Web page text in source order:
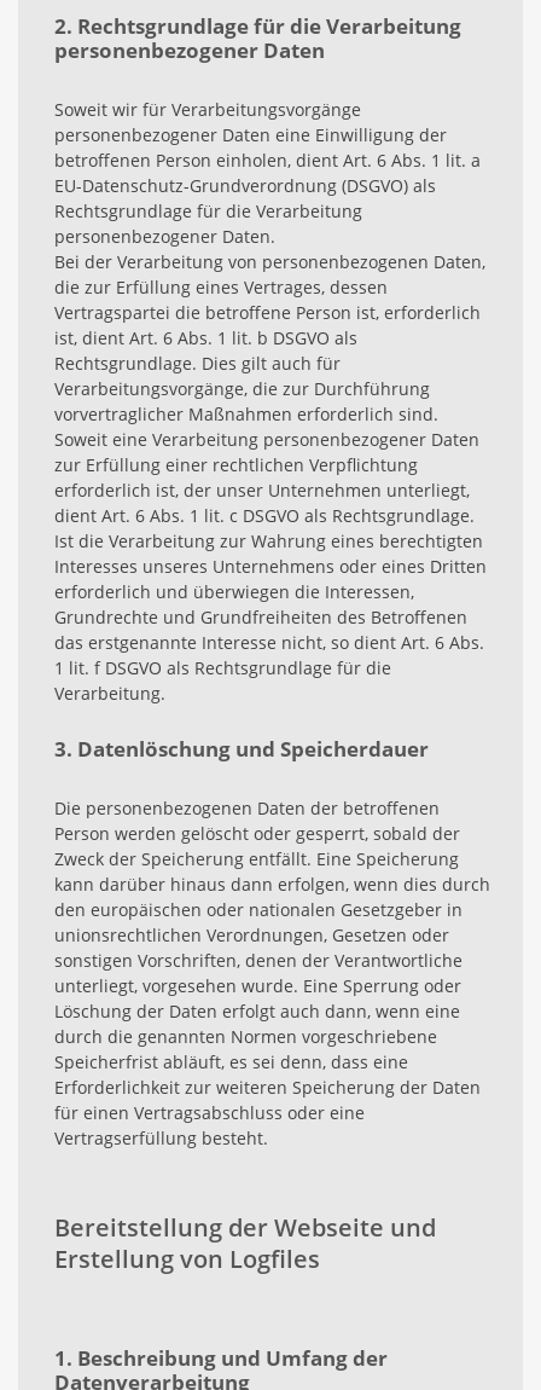
2. Rechtsgrundlage für die Verarbeitung
personenbezogener Daten
Soweit wir für Verarbeitungsvorgänge
personenbezogener Daten eine Einwilligung der
betroffenen Person einholen, dient Art. 6 Abs. 1 lit. a
EU-Datenschutz-Grundverordnung (DSGVO) als
Rechtsgrundlage für die Verarbeitung
personenbezogener Daten.
Bei der Verarbeitung von personenbezogenen Daten,
die zur Erfüllung eines Vertrages, dessen
Vertragspartei die betroffene Person ist, erforderlich
ist, dient Art. 6 Abs. 1 lit. b DSGVO als
Rechtsgrundlage. Dies gilt auch für
Verarbeitungsvorgänge, die zur Durchführung
vorvertraglicher Maßnahmen erforderlich sind.
Soweit eine Verarbeitung personenbezogener Daten
zur Erfüllung einer rechtlichen Verpflichtung
erforderlich ist, der unser Unternehmen unterliegt,
dient Art. 6 Abs. 1 lit. c DSGVO als Rechtsgrundlage.
Ist die Verarbeitung zur Wahrung eines berechtigten
Interesses unseres Unternehmens oder eines Dritten
erforderlich und überwiegen die Interessen,
Grundrechte und Grundfreiheiten des Betroffenen
das erstgenannte Interesse nicht, so dient Art. 6 Abs.
1 lit. f DSGVO als Rechtsgrundlage für die
Verarbeitung.
3. Datenlöschung und Speicherdauer
Die personenbezogenen Daten der betroffenen
Person werden gelöscht oder gesperrt, sobald der
Zweck der Speicherung entfällt. Eine Speicherung
kann darüber hinaus dann erfolgen, wenn dies durch
den europäischen oder nationalen Gesetzgeber in
unionsrechtlichen Verordnungen, Gesetzen oder
sonstigen Vorschriften, denen der Verantwortliche
unterliegt, vorgesehen wurde. Eine Sperrung oder
Löschung der Daten erfolgt auch dann, wenn eine
durch die genannten Normen vorgeschriebene
Speicherfrist abläuft, es sei denn, dass eine
Erforderlichkeit zur weiteren Speicherung der Daten
für einen Vertragsabschluss oder eine
Vertragserfüllung besteht.
Bereitstellung der Webseite und
Erstellung von Logfiles
1. Beschreibung und Umfang der
Datenverarbeitung